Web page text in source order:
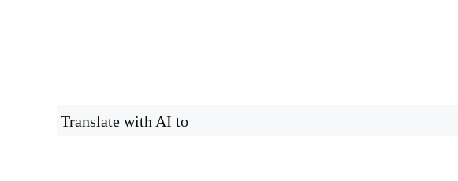
Translate with AI to